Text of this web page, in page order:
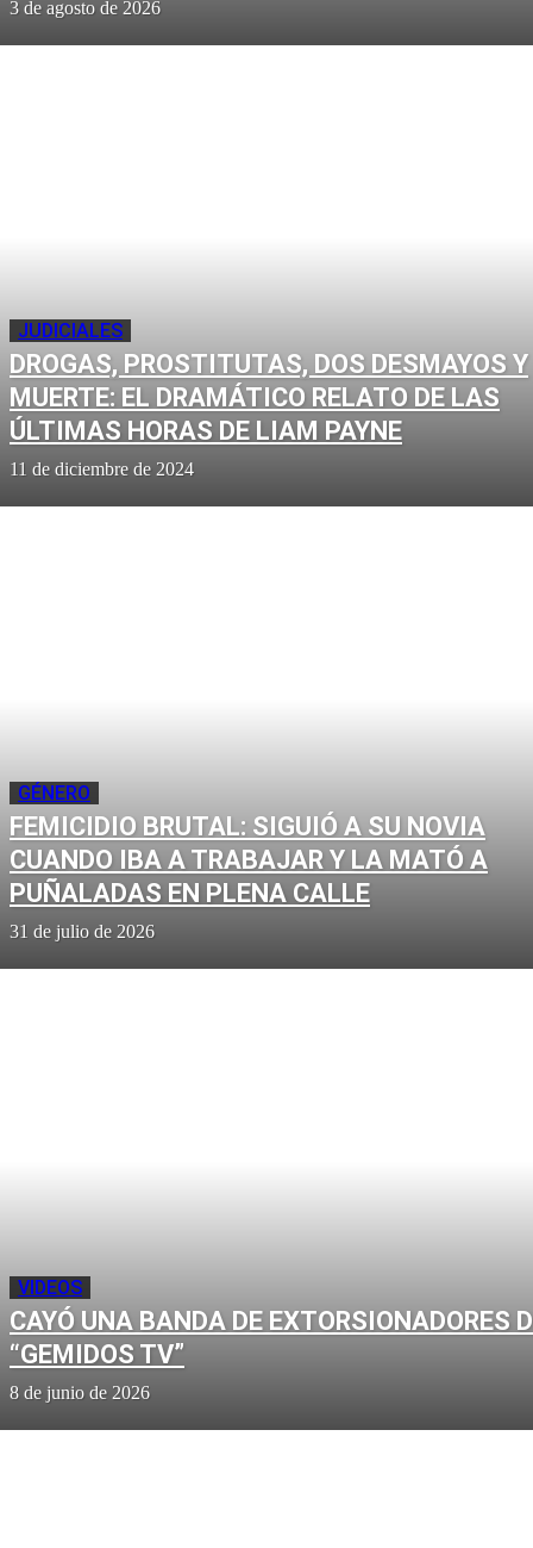
3 de agosto de 2026
JUDICIALES
DROGAS, PROSTITUTAS, DOS DESMAYOS Y
MUERTE: EL DRAMÁTICO RELATO DE LAS
ÚLTIMAS HORAS DE LIAM PAYNE
11 de diciembre de 2024
GÉNERO
FEMICIDIO BRUTAL: SIGUIÓ A SU NOVIA
CUANDO IBA A TRABAJAR Y LA MATÓ A
PUÑALADAS EN PLENA CALLE
31 de julio de 2026
VIDEOS
CAYÓ UNA BANDA DE EXTORSIONADORES
“GEMIDOS TV”
8 de junio de 2026